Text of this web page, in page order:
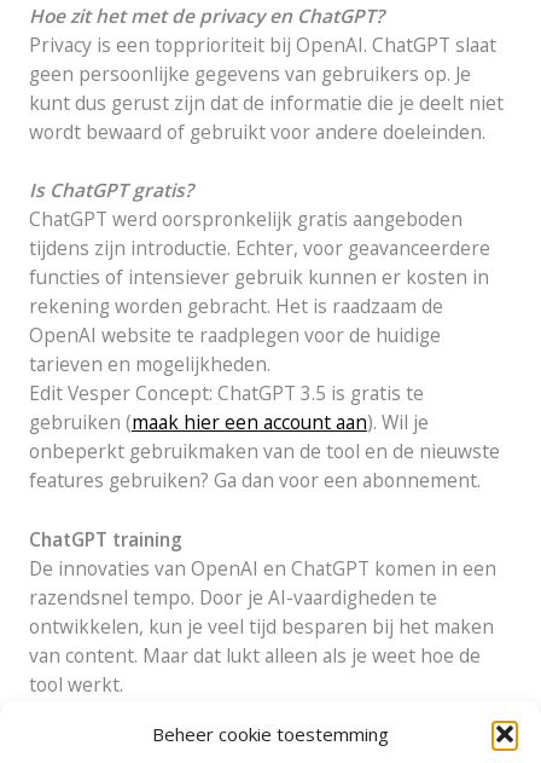
Beheer cookie toestemming
Hoe zit het met de privacy en ChatGPT?
Privacy is een topprioriteit bij OpenAI. ChatGPT slaat
geen persoonlijke gegevens van gebruikers op. Je
kunt dus gerust zijn dat de informatie die je deelt niet
wordt bewaard of gebruikt voor andere doeleinden.
Is ChatGPT gratis?
ChatGPT werd oorspronkelijk gratis aangeboden
tijdens zijn introductie. Echter, voor geavanceerdere
functies of intensiever gebruik kunnen er kosten in
rekening worden gebracht. Het is raadzaam de
OpenAI website te raadplegen voor de huidige
tarieven en mogelijkheden.
Edit Vesper Concept: ChatGPT 3.5 is gratis te
gebruiken (maak hier een account aan). Wil je
onbeperkt gebruikmaken van de tool en de nieuwste
features gebruiken? Ga dan voor een abonnement.
ChatGPT training
De innovaties van OpenAI en ChatGPT komen in een
razendsnel tempo. Door je AI-vaardigheden te
ontwikkelen, kun je veel tijd besparen bij het maken
van content. Maar dat lukt alleen als je weet hoe de
tool werkt.
Wil je je marketingteam of recruiters trainen in het